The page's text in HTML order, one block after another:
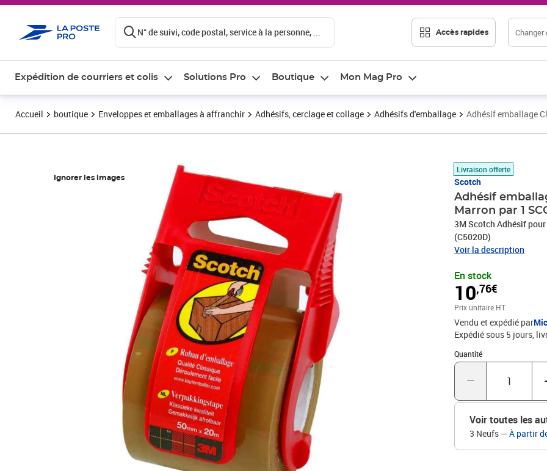
N° de suivi, code postal, service à la personne, ... Accès rapides Changer
Expédition de courriers et colis Solutions Pro Boutique Mon Mag Pro
Accueil boutique Enveloppes et emballages à affranchir Adhésifs, cerclage et collage Adhésifs d'emballage Adhésif emballage
Ignorer les images
Livraison offerte
Scotch
Adhésif
Marron par 1
3M Scotch Adhésif
(C5020D)
Voir la description
En stock
10,76€
Prix 10,76€
Prix unitaire HT
Vendu et expédié par
Expédié sous 5 jours
Quantité
Quantité : 1
Voir toutes les
3 Neufs —À partir